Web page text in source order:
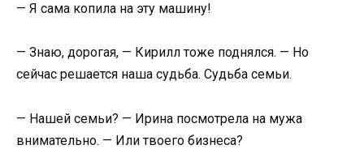
— Я сама копила на эту машину!
— Знаю, дорогая, — Кирилл тоже поднялся. — Но
сейчас решается наша судьба. Судьба семьи.
— Нашей семьи? — Ирина посмотрела на мужа
внимательно. — Или твоего бизнеса?